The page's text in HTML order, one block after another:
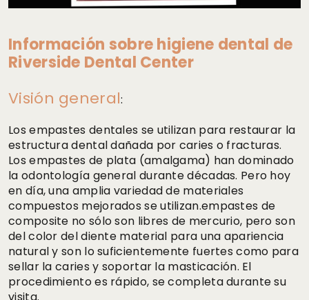
Información sobre higiene dental de
Riverside Dental Center
Visión general:
Los empastes dentales se utilizan para restaurar la
estructura dental dañada por caries o fracturas.
Los empastes de plata (amalgama) han dominado
la odontología general durante décadas. Pero hoy
en día, una amplia variedad de materiales
compuestos mejorados se utilizan.empastes de
composite no sólo son libres de mercurio, pero son
del color del diente material para una apariencia
natural y son lo suficientemente fuertes como para
sellar la caries y soportar la masticación. El
procedimiento es rápido, se completa durante su